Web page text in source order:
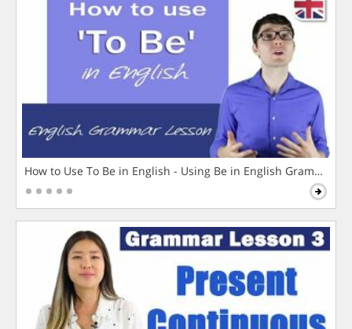
How to Use To Be in English - Using Be in English Grammar